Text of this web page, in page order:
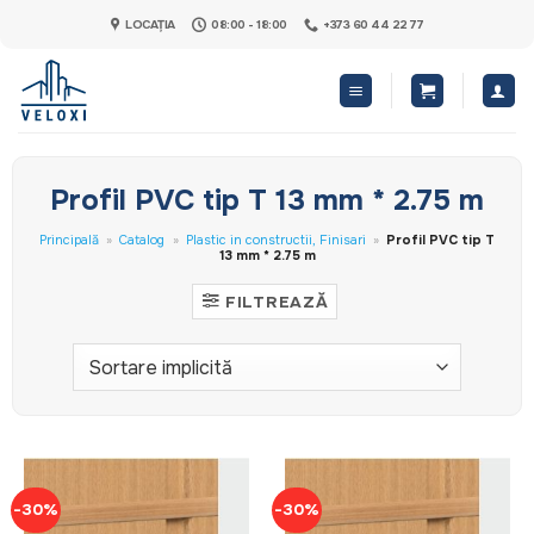
content
LOCAȚIA 08:00 - 18:00 +373 60 44 22 77
Profil PVC tip T 13 mm * 2.75 m
Principală » Catalog » Plastic in constructii, Finisari » Profil PVC tip T
13 mm * 2.75 m
FILTREAZĂ
-30% -30%